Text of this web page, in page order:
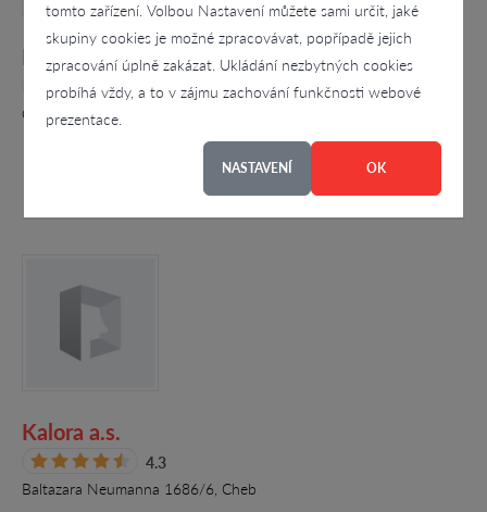
tomto zařízení. Volbou Nastavení můžete sami určit, jaké
skupiny cookies je možné zpracovávat, popřípadě jejich
zpracování úplně zakázat. Ukládání nezbytných cookies
probíhá vždy, a to v zájmu zachování funkčnosti webové
prezentace.
NASTAVENÍ OK
Mipel, spol. s r.o.
4.3
Obřanská 940/60, Brno - Maloměřice
Kalora a.s.
4.3
Baltazara Neumanna 1686/6, Cheb